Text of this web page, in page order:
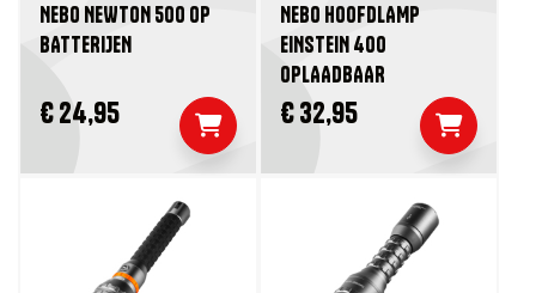
NEBO NEWTON 500 OP
BATTERIJEN
€ 24,95
NEBO HOOFDLAMP
EINSTEIN 400
OPLAADBAAR
€ 32,95